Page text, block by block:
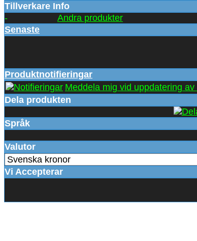
Tillverkare Info
-
Andra produkter
Senaste
Produktnotifieringar
Meddela mig vid uppdatering av
Dela produkten
Språk
Valutor
Vi Accepterar